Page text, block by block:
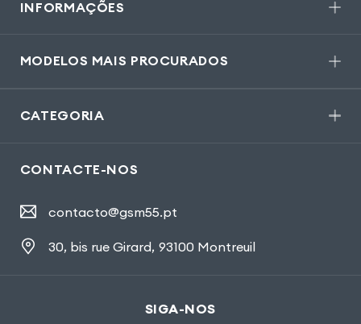
INFORMAÇÕES
MODELOS MAIS PROCURADOS
CATEGORIA
CONTACTE-NOS
contacto@gsm55.pt
30, bis rue Girard, 93100 Montreuil
SIGA-NOS